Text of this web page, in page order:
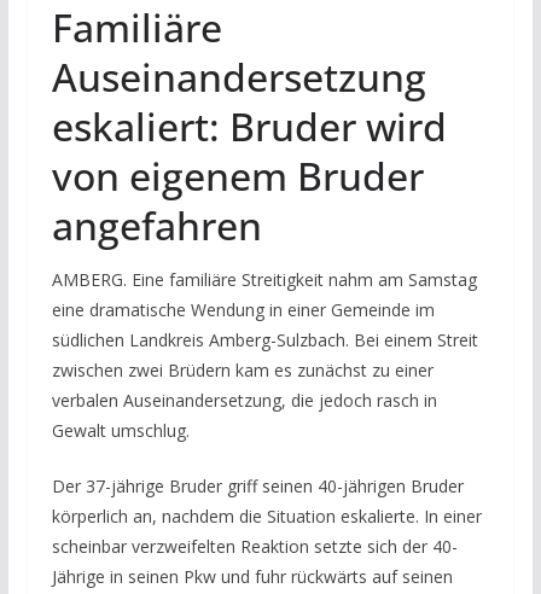
Familiäre
Auseinandersetzung
eskaliert: Bruder wird
von eigenem Bruder
angefahren
AMBERG. Eine familiäre Streitigkeit nahm am Samstag
eine dramatische Wendung in einer Gemeinde im
südlichen Landkreis Amberg-Sulzbach. Bei einem Streit
zwischen zwei Brüdern kam es zunächst zu einer
verbalen Auseinandersetzung, die jedoch rasch in
Gewalt umschlug.
Der 37-jährige Bruder griff seinen 40-jährigen Bruder
körperlich an, nachdem die Situation eskalierte. In einer
scheinbar verzweifelten Reaktion setzte sich der 40-
Jährige in seinen Pkw und fuhr rückwärts auf seinen